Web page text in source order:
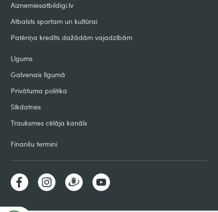
Aiznemiesatbildigi.lv
Atbalsts sportam un kultūrai
Patēriņa kredīts dažādām vajadzībām
Līgums
Galvenais līgumā
Privātuma politika
Sīkdatnes
Trauksmes cēlāja kanāls
Finanšu termini